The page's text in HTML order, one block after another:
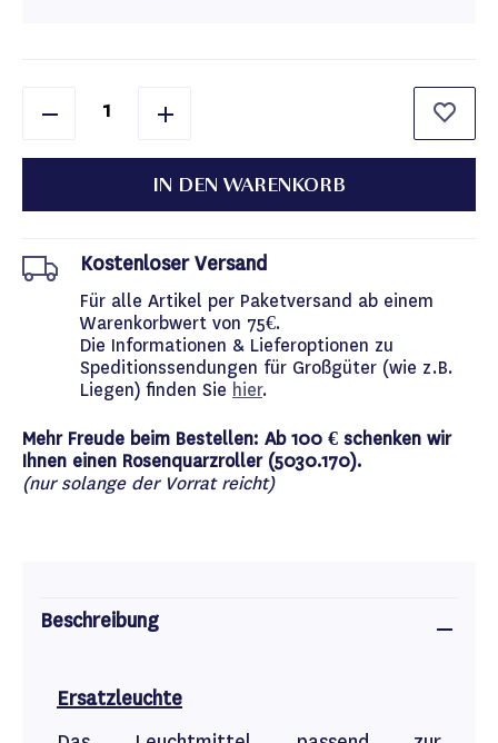
IN DEN WARENKORB
Kostenloser Versand
Für alle Artikel per Paketversand ab einem
Warenkorbwert von 75€.
Die Informationen & Lieferoptionen zu
Speditionssendungen für Großgüter (wie z.B.
Liegen) finden Sie hier.
Mehr Freude beim Bestellen: Ab 100 € schenken wir
Ihnen einen Rosenquarzroller (5030.170).
(nur solange der Vorrat reicht)
Beschreibung
Ersatzleuchte